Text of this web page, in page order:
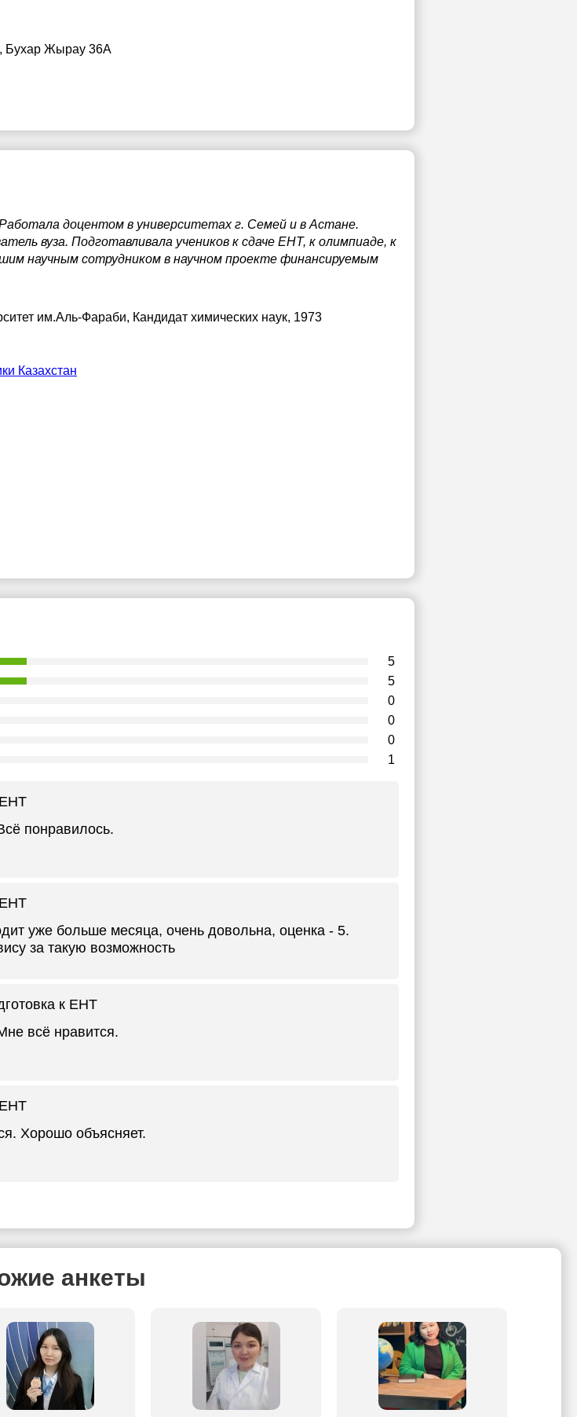
Бухар Жырау 36А
доцентом в университетах г. Семей и в Астане.
вуза. Подготавливала учеников к сдаче ЕНТ, к олимпиаде, к
научным сотрудником в научном проекте финансируемым
им.Аль-Фараби, Кандидат химических наук, 1973
Казахстан
1
0
0
0
5
5
ЕНТ
понравилось.
ЕНТ
уже больше месяца, очень довольна, оценка - 5.
за такую возможность
к ЕНТ
всё нравится.
ЕНТ
Хорошо объясняет.
анкеты
18:00